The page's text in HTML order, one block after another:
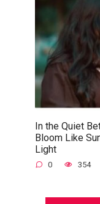
In the Quiet
Bloom Like
Light
0 354